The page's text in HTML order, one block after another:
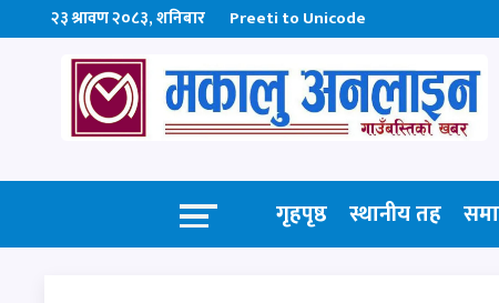
२३ श्रावण २०८३, शनिबार Preeti to Unicode
गृहपृष्ठ स्थानीय तह